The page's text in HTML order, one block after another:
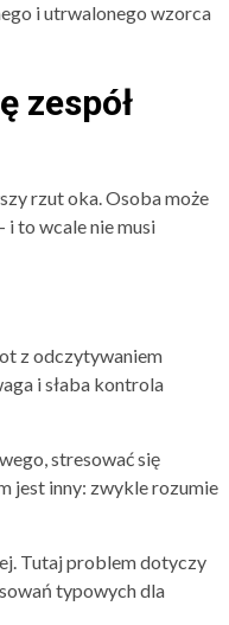
i utrwalonego wzorca
zespół
rzut oka. Osoba może
i to wcale nie musi
z odczytywaniem
i słaba kontrola
stresować się
jest inny: zwykle rozumie
Tutaj problem dotyczy
typowych dla